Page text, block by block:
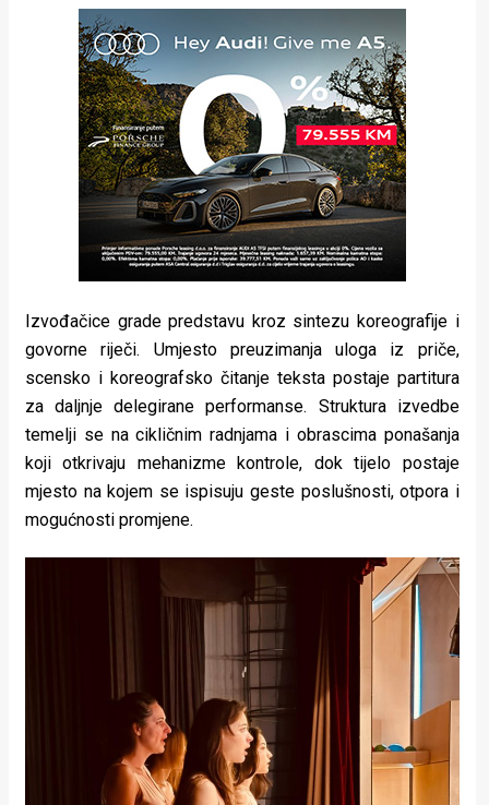
Izvođačice grade predstavu kroz sintezu koreografije i
govorne riječi. Umjesto preuzimanja uloga iz priče,
scensko i koreografsko čitanje teksta postaje partitura
za daljnje delegirane performanse. Struktura izvedbe
temelji se na cikličnim radnjama i obrascima ponašanja
koji otkrivaju mehanizme kontrole, dok tijelo postaje
mjesto na kojem se ispisuju geste poslušnosti, otpora i
mogućnosti promjene.